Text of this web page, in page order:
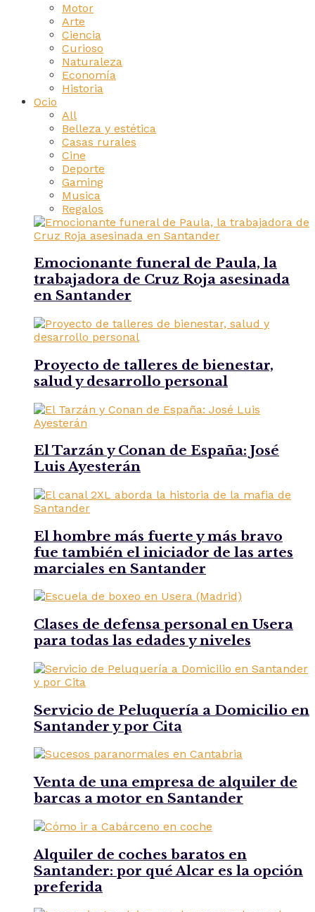
Motor
Arte
Ciencia
Curioso
Naturaleza
Economía
Historia
Ocio
All
Belleza y estética
Casas rurales
Cine
Deporte
Gaming
Musica
Regalos
Emocionante funeral de Paula, la
trabajadora de Cruz Roja asesinada
en Santander
Proyecto de talleres de bienestar,
salud y desarrollo personal
El Tarzán y Conan de España: José
Luis Ayesterán
El hombre más fuerte y más bravo
fue también el iniciador de las artes
marciales en Santander
Clases de defensa personal en Usera
para todas las edades y niveles
Servicio de Peluquería a Domicilio en
Santander y por Cita
Venta de una empresa de alquiler de
barcas a motor en Santander
Alquiler de coches baratos en
Santander: por qué Alcar es la opción
preferida